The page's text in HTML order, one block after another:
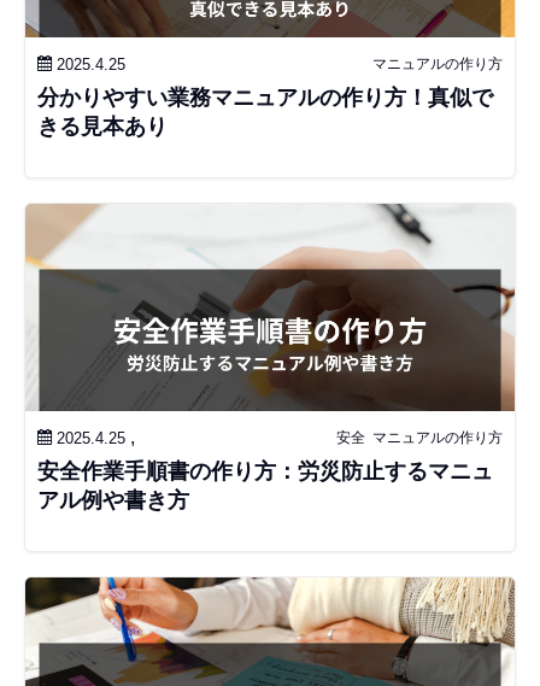
2025.4.25 マニュアルの作り方
分かりやすい業務マニュアルの作り方！真似で
きる見本あり
2025.4.25 マニュアルの作り方
, 安全
安全作業手順書の作り方：労災防止するマニュ
アル例や書き方